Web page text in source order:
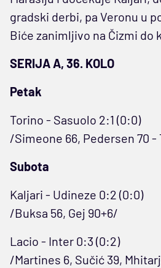
gradski derbi, pa Veronu u
Biće zanimljivo na Čizmi do
SERIJA A, 36. KOLO
Petak
Torino - Sasuolo 2:1 (0:0)
/Simeone 66, Pedersen 70 -
Subota
Kaljari - Udineze 0:2 (0:0)
/Buksa 56, Gej 90+6/
Lacio - Inter 0:3 (0:2)
/Martines 6, Sučić 39,